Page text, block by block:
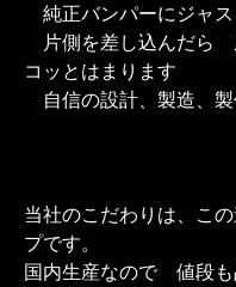
純正バンパーにジャス
片側を差し込んだら
コッとはまります
自信の設計、製造、
当社のこだわりは、こ
プです。
国内生産なので 値段も